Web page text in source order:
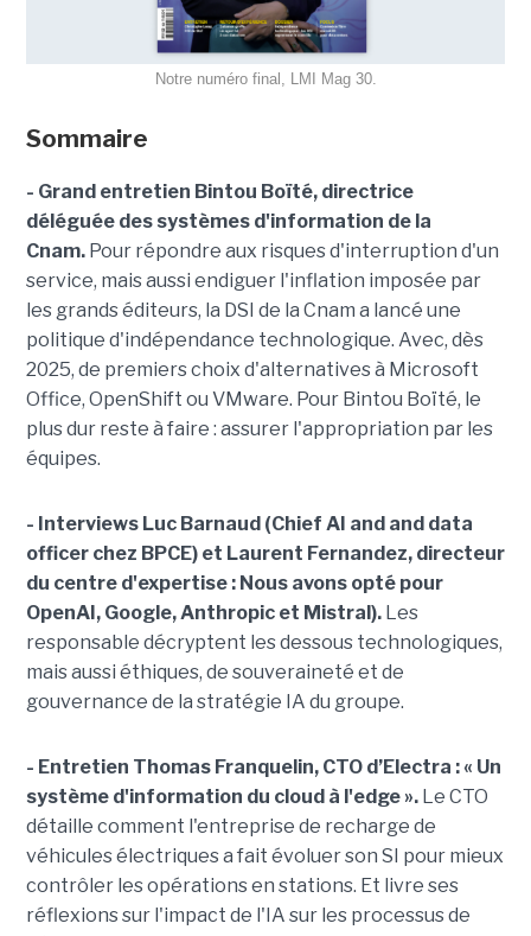
Notre numéro final, LMI Mag 30.
Sommaire
- Grand entretien Bintou Boïté, directrice
déléguée des systèmes d'information de la
Cnam. Pour répondre aux risques d'interruption d'un
service, mais aussi endiguer l'inflation imposée par
les grands éditeurs, la DSI de la Cnam a lancé une
politique d'indépendance technologique. Avec, dès
2025, de premiers choix d'alternatives à Microsoft
Office, OpenShift ou VMware. Pour Bintou Boïté, le
plus dur reste à faire : assurer l'appropriation par les
équipes.
- Interviews Luc Barnaud (Chief AI and and data
officer chez BPCE) et Laurent Fernandez, directeur
du centre d'expertise : Nous avons opté pour
OpenAI, Google, Anthropic et Mistral). Les
responsable décryptent les dessous technologiques,
mais aussi éthiques, de souveraineté et de
gouvernance de la stratégie IA du groupe.
- Entretien Thomas Franquelin, CTO d’Electra : « Un
système d'information du cloud à l'edge ». Le CTO
détaille comment l'entreprise de recharge de
véhicules électriques a fait évoluer son SI pour mieux
contrôler les opérations en stations. Et livre ses
réflexions sur l'impact de l'IA sur les processus de